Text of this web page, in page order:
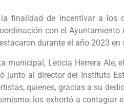
la finalidad de incentivar a los
con el
durante el año 2023
municipal, Leticia Herrera Ale,
junto al director del Instituto
quienes, gracias a su
los exhortó a contagiar